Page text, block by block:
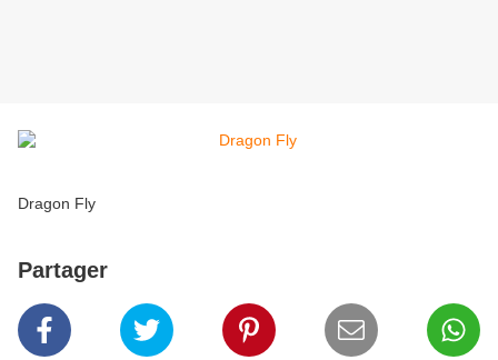
Dragon Fly
Partager